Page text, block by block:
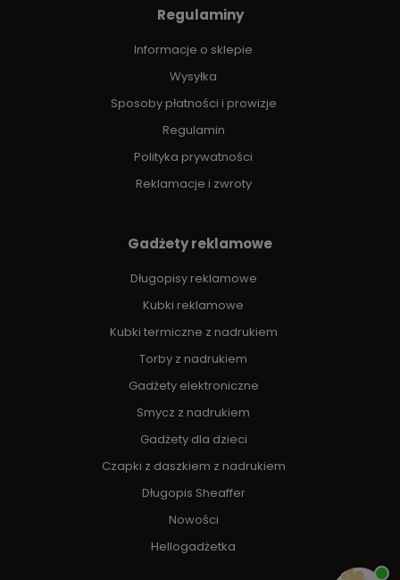
Regulaminy
Informacje o sklepie
Wysyłka
Sposoby płatności i prowizje
Regulamin
Polityka prywatności
Reklamacje i zwroty
Gadżety reklamowe
Długopisy reklamowe
Kubki reklamowe
Kubki termiczne z nadrukiem
Torby z nadrukiem
Gadżety elektroniczne
Smycz z nadrukiem
Gadżety dla dzieci
Czapki z daszkiem z nadrukiem
Długopis Sheaffer
Nowości
Hellogadżetka